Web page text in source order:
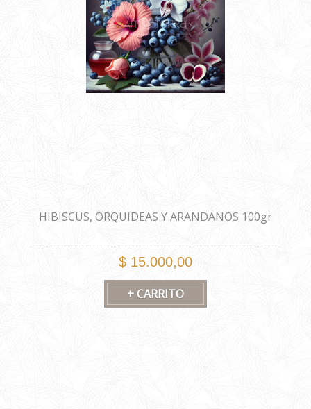
HIBISCUS, ORQUIDEAS Y ARANDANOS 100gr
$ 15.000,00